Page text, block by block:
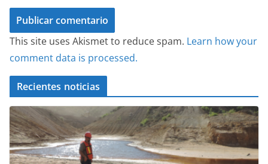
This site uses Akismet to reduce spam. Learn how your
comment data is processed.
Recientes noticias